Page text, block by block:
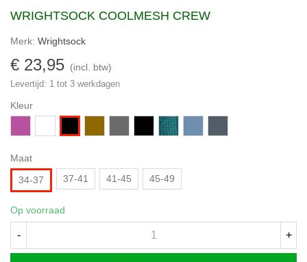
WRIGHTSOCK COOLMESH CREW
Merk: Wrightsock
€ 23,95 (incl. btw)
Levertijd: 1 tot 3 werkdagen
Kleur
Zwart/GrijsLichtgrijs/Turquoise
Maat
34-37
37-41 41-45 45-49
Op voorraad
- +